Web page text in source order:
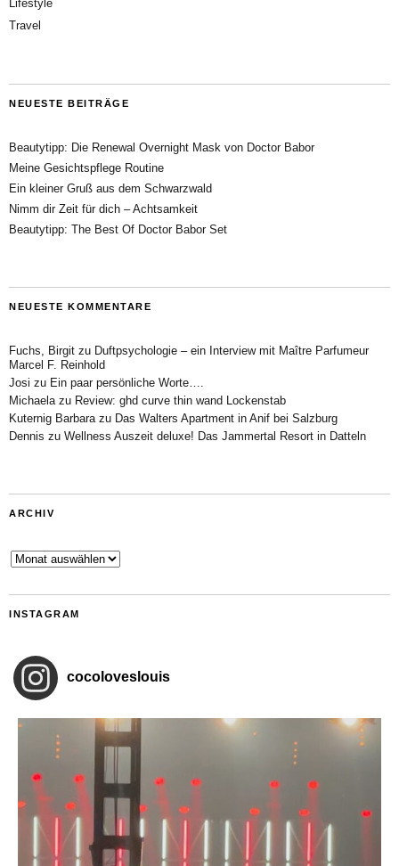
Lifestyle
Travel
NEUESTE BEITRÄGE
Beautytipp: Die Renewal Overnight Mask von Doctor Babor
Meine Gesichtspflege Routine
Ein kleiner Gruß aus dem Schwarzwald
Nimm dir Zeit für dich – Achtsamkeit
Beautytipp: The Best Of Doctor Babor Set
NEUESTE KOMMENTARE
Fuchs, Birgit zu Duftpsychologie – ein Interview mit Maître Parfumeur
Marcel F. Reinhold
Josi zu Ein paar persönliche Worte….
Michaelazu Review: ghd curve thin wand Lockenstab
Kuternig Barbarazu Das Walters Apartment in Anif bei Salzburg
Dennis zu Wellness Auszeit deluxe! Das Jammertal Resort in Datteln
ARCHIV
Archiv
INSTAGRAM
cocoloveslouis